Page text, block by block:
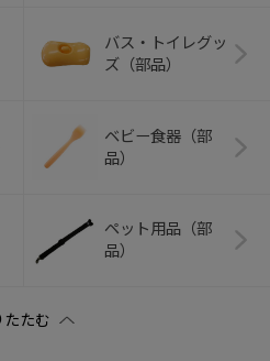
バス・トイレグッ
ズ（部品）
ベビー食器（部
品）
ペット用品（部
品）